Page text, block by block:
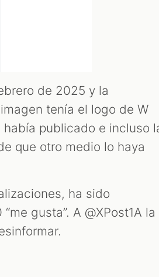
de 2025 y la
tenía el logo de W
publicado e incluso
que otro medio lo haya
ha sido
gusta”. A @XPost1A la